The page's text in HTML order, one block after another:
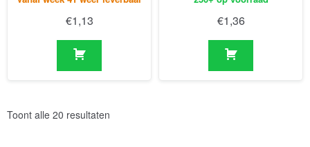
€1,13 €1,36
Toont alle 20 resultaten